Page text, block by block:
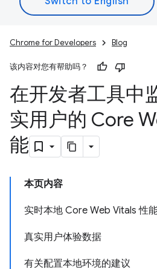
Chrome for Developers Blog
该内容对您有帮助吗？
在开发者工具中
实用户的 Core
能
本页内容
实时本地 Core Web Vitals 性
真实用户体验数据
有关配置本地环境的建议